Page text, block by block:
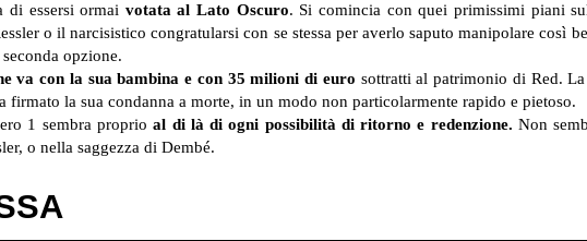
di essersi ormai votata al Lato Oscuro. Si comincia con quei primissimi piani
o il narcisistico congratularsi con se stessa per averlo saputo manipolare così
opzione.
va con la sua bambina e con 35 milioni di euro sottratti al patrimonio di Red.
firmato la sua condanna a morte, in un modo non particolarmente rapido e pietoso.
1 sembra proprioal di là di ogni possibilità di ritorno e redenzione. Non
o nella saggezza di Dembé.